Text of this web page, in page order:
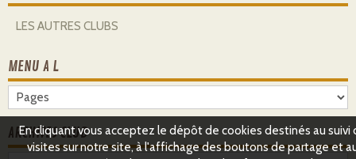
LES AUTRES CLUBS
MENU A L
ARCHIVES CLUB
En cliquant vous acceptez le dépôt de cookies destinés au suivi
visites sur notre site, à l'affichage des boutons de partage et